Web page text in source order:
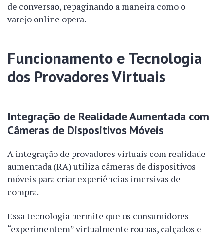
de conversão, repaginando a maneira como o
varejo online opera.
Funcionamento e Tecnologia
dos Provadores Virtuais
Integração de Realidade Aumentada com
Câmeras de Dispositivos Móveis
A integração de provadores virtuais com realidade
aumentada (RA) utiliza câmeras de dispositivos
móveis para criar experiências imersivas de
compra.
Essa tecnologia permite que os consumidores
“experimentem” virtualmente roupas, calçados e